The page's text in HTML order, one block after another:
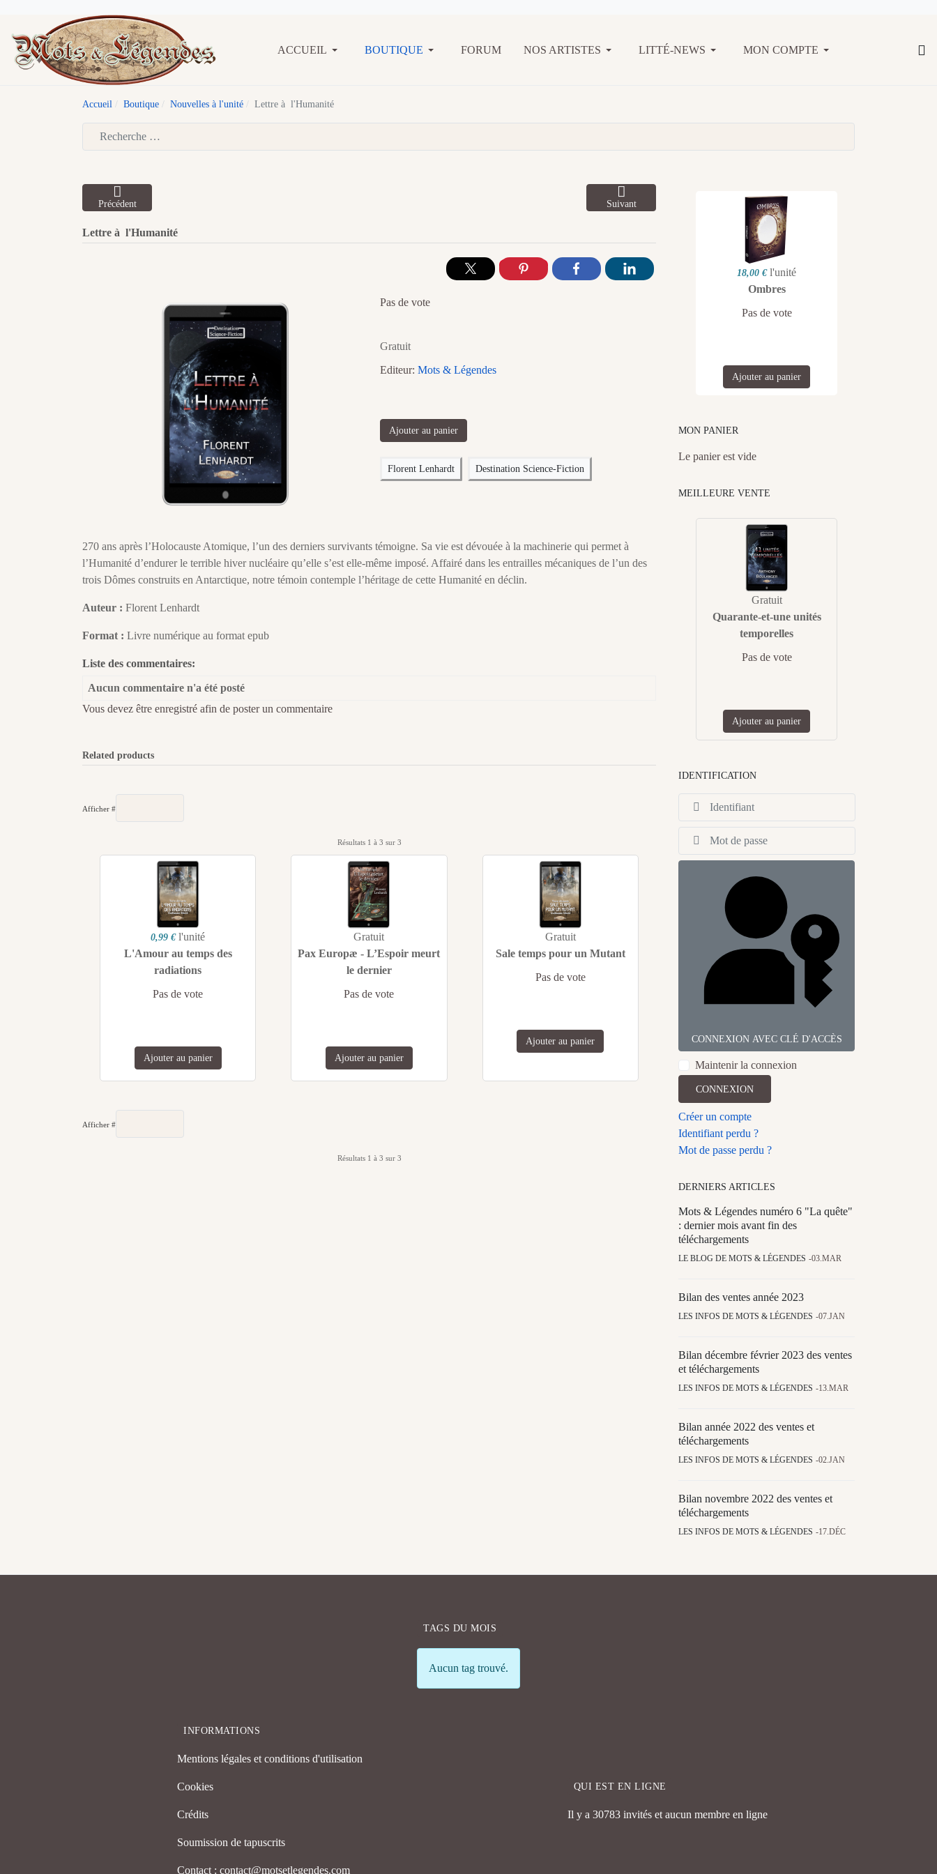
ACCUEIL BOUTIQUE FORUM NOS ARTISTES LITTÉ-NEWS MON COMPTE
Accueil Boutique Nouvelles à l'unité Lettre à l'Humanité
Précédent Suivant
Lettre à l'Humanité
Pas de vote
Gratuit
Editeur: Mots & Légendes
Ajouter au panier
Florent Lenhardt Destination Science-Fiction
270 ans après l’Holocauste Atomique, l’un des derniers survivants témoigne. Sa vie est dévouée à la machinerie qui permet à
l’Humanité d’endurer le terrible hiver nucléaire qu’elle s’est elle-même imposé. Affairé dans les entrailles mécaniques de l’un des
trois Dômes construits en Antarctique, notre témoin contemple l’héritage de cette Humanité en déclin.
Auteur : Florent Lenhardt
Format : Livre numérique au format epub
Liste des commentaires:
Aucun commentaire n'a été posté
Vous devez être enregistré afin de poster un commentaire
Related products
Afficher #
Résultats 1 à 3 sur 3
0,99 € l'unité
L'Amour au temps des
radiations
Pas de vote
Ajouter au panier
Gratuit
Pax Europæ - L’Espoir meurt
le dernier
Pas de vote
Ajouter au panier
Gratuit
Sale temps pour un Mutant
Pas de vote
Ajouter au panier
Afficher #
Résultats 1 à 3 sur 3
18,00 € l'unité
Ombres
Pas de vote
Ajouter au panier
MON PANIER
Le panier est vide
MEILLEURE VENTE
Gratuit
Quarante-et-une unités
temporelles
Pas de vote
Ajouter au panier
IDENTIFICATION
CONNEXION AVEC CLÉ D'ACCÈS
Maintenir la connexion
CONNEXION
Créer un compte
Identifiant perdu ?
Mot de passe perdu ?
DERNIERS ARTICLES
Mots & Légendes numéro 6 "La quête"
: dernier mois avant fin des
téléchargements
LE BLOG DE MOTS & LÉGENDES 03.MAR
Bilan des ventes année 2023
LES INFOS DE MOTS & LÉGENDES 07.JAN
Bilan décembre février 2023 des ventes
et téléchargements
LES INFOS DE MOTS & LÉGENDES 13.MAR
Bilan année 2022 des ventes et
téléchargements
LES INFOS DE MOTS & LÉGENDES 02.JAN
Bilan novembre 2022 des ventes et
téléchargements
LES INFOS DE MOTS & LÉGENDES 17.DÉC
TAGS DU MOIS
Info
Aucun tag trouvé.
INFORMATIONS
Mentions légales et conditions d'utilisation
Cookies
Crédits
Soumission de tapuscrits
Contact : contact@motsetlegendes.com
QUI EST EN LIGNE
Il y a 30783 invités et aucun membre en ligne